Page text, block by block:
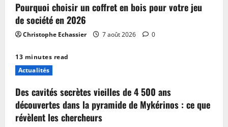
Pourquoi choisir un coffret en bois pour votre jeu
de société en 2026
Christophe Echassier 7 août 2026 0
13 minutes read
Actualités
Des cavités secrètes vieilles de 4 500 ans
découvertes dans la pyramide de Mykérinos : ce que
révèlent les chercheurs